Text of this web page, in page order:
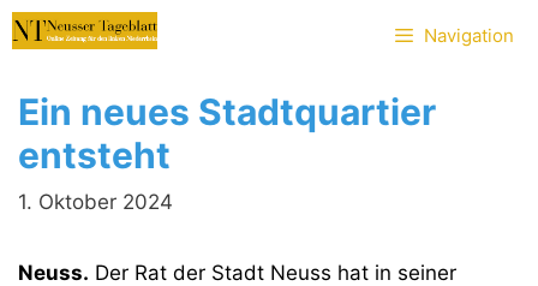
Zum
Inhalt
Navigation
Ein neues Stadtquartier
entsteht
1. Oktober 2024
Neuss. Der Rat der Stadt Neuss hat in seiner